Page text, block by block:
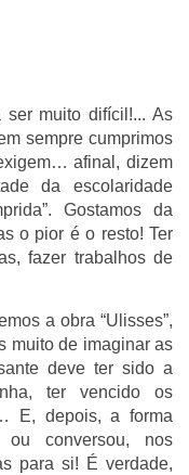
difícil!... As
sempre cumprimos
afinal, dizem
da escolaridade
Gostamos da
o pior é o resto! Ter
fazer trabalhos de
a obra “Ulisses”,
muito de imaginar as
deve ter sido a
ter vencido os
E, depois, a forma
ou conversou, nos
para si! É verdade,